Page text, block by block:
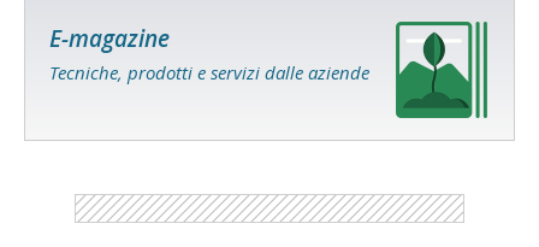
E-magazine
Tecniche, prodotti e servizi dalle aziende